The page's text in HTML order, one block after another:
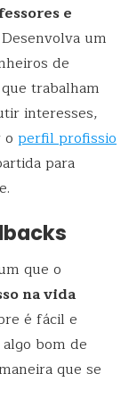
e
Desenvolva um
de
trabalham
interesses,
perfil profissio
para
que o
na vida
é fácil e
bom de
que se